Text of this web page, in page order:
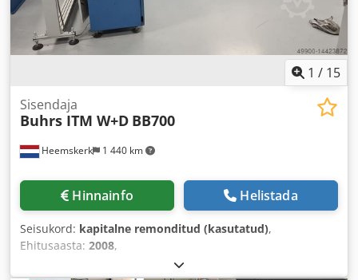
1 / 15
Heemskerk 1 440 km
Sisendaja
Buhrs ITM W+D BB700
Hinnainfo Helistada
Seisukord: kapitalne remonditud (kasutatud),
Ehitusaasta: 2008,